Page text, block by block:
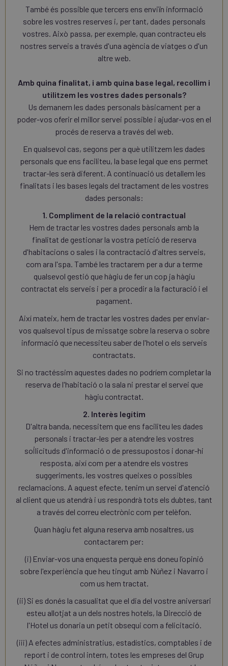
També és possible que tercers ens enviïn informació
sobre les vostres reserves i, per tant, dades personals
vostres. Això passa, per exemple, quan contracteu els
nostres serveis a través d'una agència de viatges o d'un
altre web.
Amb quina finalitat, i amb quina base legal, recollim i
utilitzem les vostres dades personals?
Us demanem les dades personals bàsicament per a
poder-vos oferir el millor servei possible i ajudar-vos en el
procés de reserva a través del web.
En qualsevol cas, segons per a què utilitzem les dades
personals que ens faciliteu, la base legal que ens permet
tractar-les serà diferent. A continuació us detallem les
finalitats i les bases legals del tractament de les vostres
dades personals:
1. Compliment de la relació contractual
Hem de tractar les vostres dades personals amb la
finalitat de gestionar la vostra petició de reserva
d'habitacions o sales i la contractació d'altres serveis,
com ara l'spa. També les tractarem per a dur a terme
qualsevol gestió que hàgiu de fer un cop ja hàgiu
contractat els serveis i per a procedir a la facturació i el
pagament.
Així mateix, hem de tractar les vostres dades per enviar-
vos qualsevol tipus de missatge sobre la reserva o sobre
informació que necessiteu saber de l'hotel o els serveis
contractats.
Si no tractéssim aquestes dades no podríem completar la
reserva de l'habitació o la sala ni prestar el servei que
hàgiu contractat.
2. Interès legítim
D'altra banda, necessitem que ens faciliteu les dades
personals i tractar-les per a atendre les vostres
sol·licituds d'informació o de pressupostos i donar-hi
resposta, així com per a atendre els vostres
suggeriments, les vostres queixes o possibles
reclamacions. A aquest efecte, tenim un servei d'atenció
al client que us atendrà i us respondrà tots els dubtes, tant
a través del correu electrònic com per telèfon.
Quan hàgiu fet alguna reserva amb nosaltres, us
contactarem per:
(i) Enviar-vos una enquesta perquè ens doneu l’opinió
sobre l'experiència que heu tingut amb Núñez i Navarro i
com us hem tractat.
(ii) Si es donés la casualitat que el dia del vostre aniversari
esteu allotjat a un dels nostres hotels, la Direcció de
l'Hotel us donaria un petit obsequi com a felicitació.
(iii) A efectes administratius, estadístics, comptables i de
report i de control intern, totes les empreses del Grup